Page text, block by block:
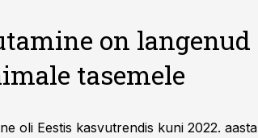
on
tasemele
oli Eestis kasvutrendis kuni 2022.